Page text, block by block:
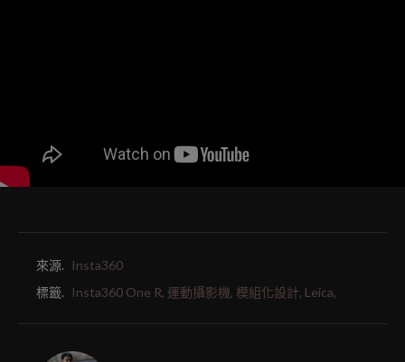
來源.
Insta360
標籤.
Insta360 One R, 運動攝影機, 模組化設計, Leica,